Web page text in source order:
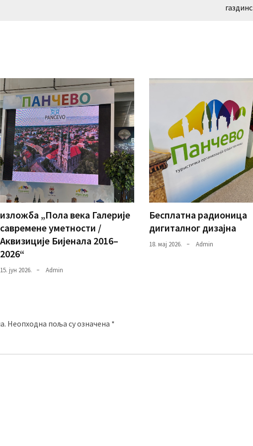
изложба „Пола века Галерије
савремене уметности /
Аквизиције Бијенала 2016–
2026“
15. јун 2026. Admin
Бесплатна радионица
дигиталног дизајна
18. мај 2026. Admin
Неопходна поља су означена *